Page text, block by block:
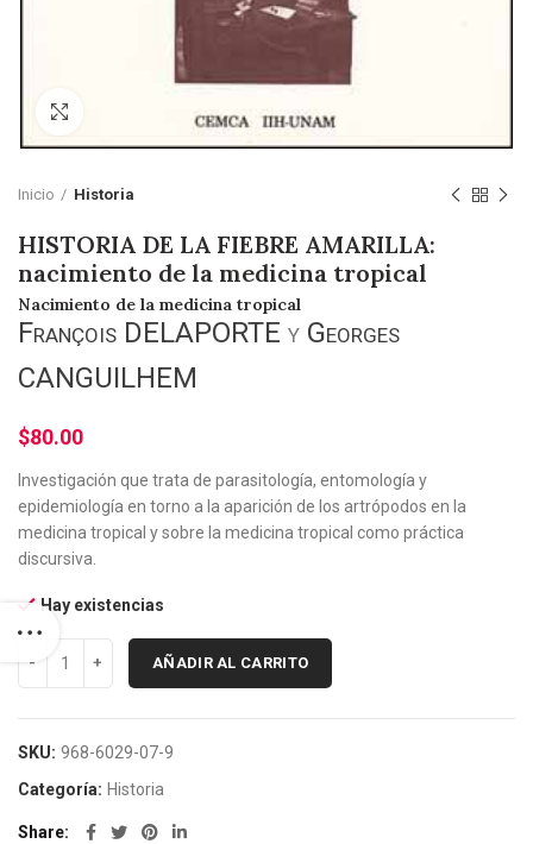
Click to enlarge
Inicio Historia
HISTORIA DE LA FIEBRE AMARILLA:
nacimiento de la medicina tropical
Nacimiento de la medicina tropical
François DELAPORTE y Georges
CANGUILHEM
$80.00
Investigación que trata de parasitología, entomología y
epidemiología en torno a la aparición de los artrópodos en la
medicina tropical y sobre la medicina tropical como práctica
discursiva.
Hay existencias
AÑADIR AL CARRITO
SKU: 968-6029-07-9
Categoría: Historia
Share